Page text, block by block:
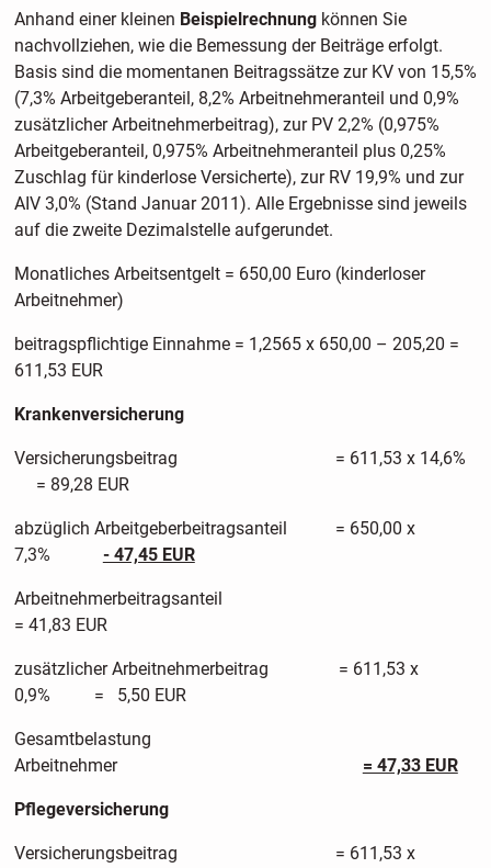
Anhand einer kleinen Beispielrechnung können Sie
nachvollziehen, wie die Bemessung der Beiträge erfolgt.
Basis sind die momentanen Beitragssätze zur KV von 15,5%
(7,3% Arbeitgeberanteil, 8,2% Arbeitnehmeranteil und 0,9%
zusätzlicher Arbeitnehmerbeitrag), zur PV 2,2% (0,975%
Arbeitgeberanteil, 0,975% Arbeitnehmeranteil plus 0,25%
Zuschlag für kinderlose Versicherte), zur RV 19,9% und zur
AIV 3,0% (Stand Januar 2011). Alle Ergebnisse sind jeweils
auf die zweite Dezimalstelle aufgerundet.
Monatliches Arbeitsentgelt = 650,00 Euro (kinderloser
Arbeitnehmer)
beitragspflichtige Einnahme = 1,2565 x 650,00 – 205,20 =
611,53 EUR
Krankenversicherung
Versicherungsbeitrag = 611,53 x 14,6%
= 89,28 EUR
abzüglich Arbeitgeberbeitragsanteil = 650,00 x
7,3% - 47,45 EUR
= 41,83 EUR
zusätzlicher Arbeitnehmerbeitrag = 611,53 x
0,9% = 5,50 EUR
Gesamtbelastung
Arbeitnehmer = 47,33 EUR
Pflegeversicherung
Versicherungsbeitrag = 611,53 x